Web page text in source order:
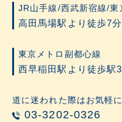
JR山手線/西武新宿線/東
高田馬場駅より徒歩7分
東京メトロ副都心線
西早稲田駅より徒歩駅
道に迷われた際はお気軽
03-3202-0326